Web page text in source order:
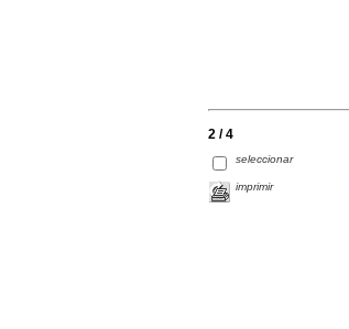
2 / 4
seleccionar
imprimir